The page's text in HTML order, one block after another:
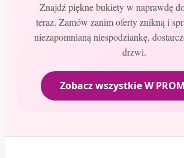
Znajdź piękne bukiety w naprawdę
teraz. Zamów zanim oferty znikną i
niezapomnianą niespodziankę,
drzwi.
Zobacz wszystkie W